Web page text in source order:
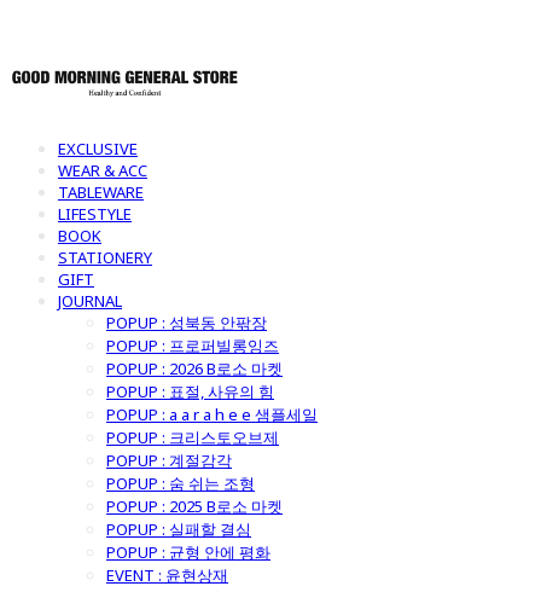
EXCLUSIVE
WEAR & ACC
TABLEWARE
LIFESTYLE
BOOK
STATIONERY
GIFT
JOURNAL
POPUP : 성북동 안팎장
POPUP : 프로퍼빌롱잉즈
POPUP : 2026 B로소 마켓
POPUP : 표절, 사유의 힘
POPUP : a a r a h e e 샘플세일
POPUP : 크리스토오브제
POPUP : 계절감각
POPUP : 숨 쉬는 조형
POPUP : 2025 B로소 마켓
POPUP : 실패할 결심
POPUP : 균형 안에 평화
EVENT : 윤현상재